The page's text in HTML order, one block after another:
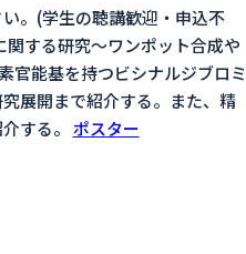
。(学生の聴講歓迎・申込不
関する研究～ワンポット合成や
官能基を持つビシナルジブロミ
展開まで紹介する。また、精
する。 ポスター